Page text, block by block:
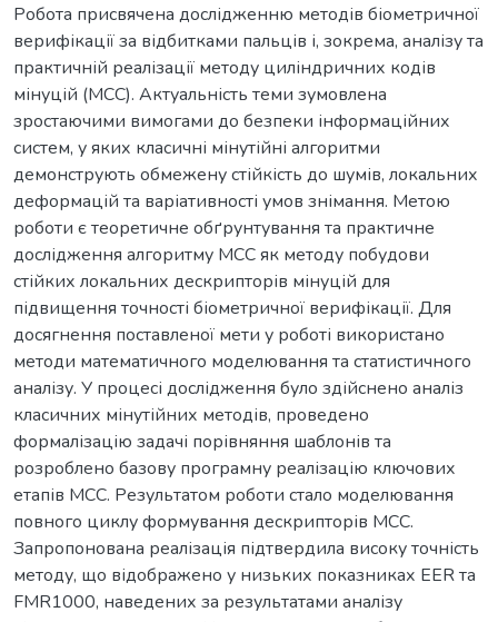
Робота присвячена дослідженню методів біометричної
верифікації за відбитками пальців і, зокрема, аналізу та
практичній реалізації методу циліндричних кодів
мінуцій (MCC). Актуальність теми зумовлена
зростаючими вимогами до безпеки інформаційних
систем, у яких класичні мінутійні алгоритми
демонструють обмежену стійкість до шумів, локальних
деформацій та варіативності умов знімання. Метою
роботи є теоретичне обґрунтування та практичне
дослідження алгоритму MCC як методу побудови
стійких локальних дескрипторів мінуцій для
підвищення точності біометричної верифікації. Для
досягнення поставленої мети у роботі використано
методи математичного моделювання та статистичного
аналізу. У процесі дослідження було здійснено аналіз
класичних мінутійних методів, проведено
формалізацію задачі порівняння шаблонів та
розроблено базову програмну реалізацію ключових
етапів MCC. Результатом роботи стало моделювання
повного циклу формування дескрипторів MCC.
Запропонована реалізація підтвердила високу точність
методу, що відображено у низьких показниках EER та
FMR1000, наведених за результатами аналізу